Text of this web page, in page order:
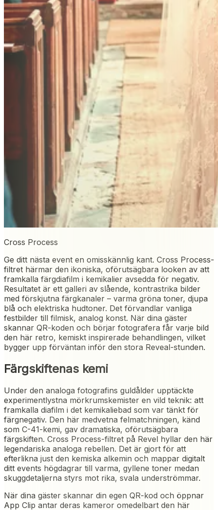
Cross Process
Ge ditt nästa event en omisskännlig kant. Cross Process-
filtret härmar den ikoniska, oförutsägbara looken av att
framkalla färgdiafilm i kemikalier avsedda för negativ.
Resultatet är ett galleri av slående, kontrastrika bilder
med förskjutna färgkanaler – varma gröna toner, djupa
blå och elektriska hudtoner. Det förvandlar vanliga
festbilder till filmisk, analog konst. När dina gäster
skannar QR-koden och börjar fotografera får varje bild
den här retro, kemiskt inspirerade behandlingen, vilket
bygger upp förväntan inför den stora Reveal-stunden.
Färgskiftenas kemi
Under den analoga fotografins guldålder upptäckte
experimentlystna mörkrumskemister en vild teknik: att
framkalla diafilm i det kemikaliebad som var tänkt för
färgnegativ. Den här medvetna felmatchningen, känd
som C-41-kemi, gav dramatiska, oförutsägbara
färgskiften. Cross Process-filtret på Revel hyllar den här
legendariska analoga rebellen. Det är gjort för att
efterlikna just den kemiska alkemin och mappar digitalt
ditt events högdagrar till varma, gyllene toner medan
skuggdetaljerna styrs mot rika, svala underströmmar.
När dina gäster skannar din egen QR-kod och öppnar
App Clip antar deras kameror omedelbart den här